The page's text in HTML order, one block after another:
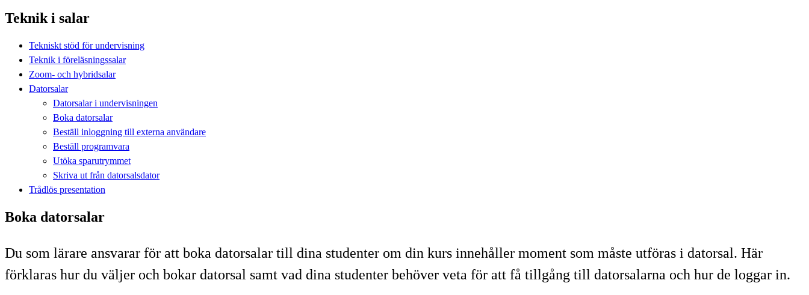
Teknik i salar
Tekniskt stöd för undervisning
Teknik i föreläsningssalar
Zoom- och hybridsalar
Datorsalar
Datorsalar i undervisningen
Boka datorsalar
Beställ inloggning till externa användare
Beställ programvara
Utöka sparutrymmet
Skriva ut från datorsalsdator
Trådlös presentation
Boka datorsalar
Du som lärare ansvarar för att boka datorsalar till dina studenter om din kurs innehåller moment som måste utföras i datorsal. Här
förklaras hur du väljer och bokar datorsal samt vad dina studenter behöver veta för att få tillgång till datorsalarna och hur de loggar in.